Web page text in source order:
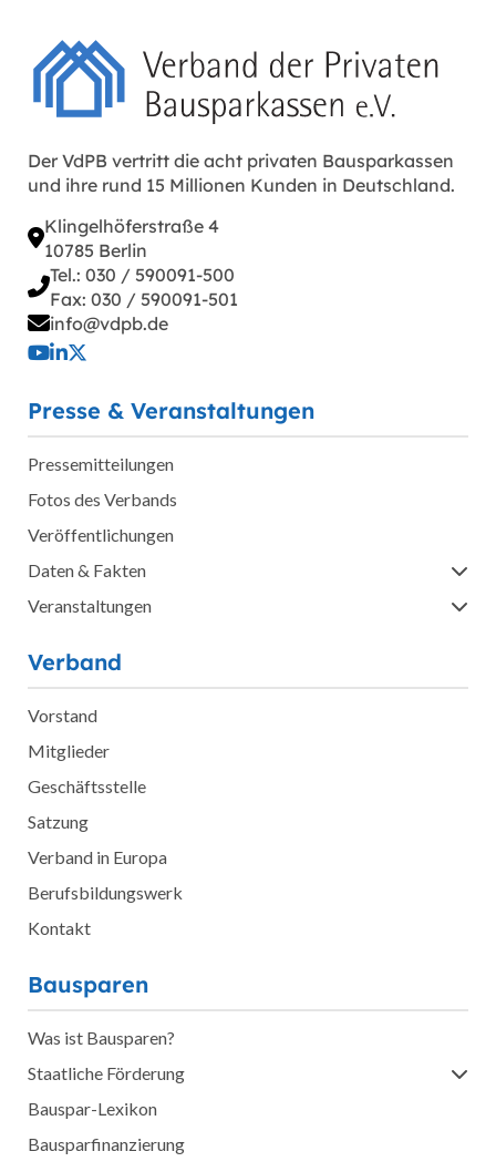
Der VdPB vertritt die acht privaten Bausparkassen
und ihre rund 15 Millionen Kunden in Deutschland.
Klingelhöferstraße 4
10785 Berlin
Tel.: 030 / 590091-500
Fax: 030 / 590091-501
info@vdpb.de
Presse & Veranstaltungen
Pressemitteilungen
Fotos des Verbands
Veröffentlichungen
Daten & Fakten
Veranstaltungen
Verband
Vorstand
Mitglieder
Geschäftsstelle
Satzung
Verband in Europa
Berufsbildungswerk
Kontakt
Bausparen
Was ist Bausparen?
Staatliche Förderung
Bauspar-Lexikon
Bausparfinanzierung